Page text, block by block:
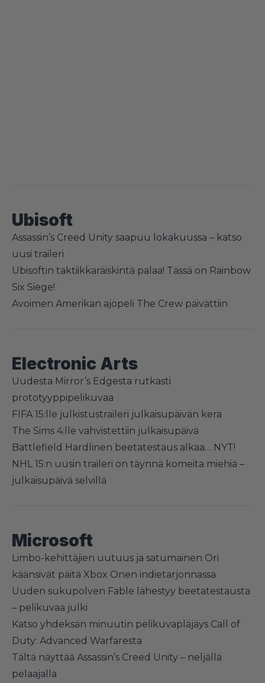
Ubisoft
Assassin’s Creed Unity saapuu lokakuussa – katso
uusi traileri
Ubisoftin taktiikkaräiskintä palaa! Tässä on Rainbow
Six Siege!
Avoimen Amerikan ajopeli The Crew päivättiin
Electronic Arts
Uudesta Mirror’s Edgesta rutkasti
prototyyppipelikuvaa
FIFA 15:lle julkistustraileri julkaisupäivän kera
The Sims 4:lle vahvistettiin julkaisupäivä
Battlefield Hardlinen beetatestaus alkaa… NYT!
NHL 15:n uusin traileri on täynnä komeita miehiä –
julkaisupäivä selvillä
Microsoft
Limbo-kehittäjien uutuus ja satumainen Ori
käänsivät päitä Xbox Onen indietarjonnassa
Uuden sukupolven Fable lähestyy beetatestausta
– pelikuvaa julki
Katso yhdeksän minuutin pelikuvapläjäys Call of
Duty: Advanced Warfaresta
Tältä näyttää Assassin’s Creed Unity – neljällä
pelaajalla